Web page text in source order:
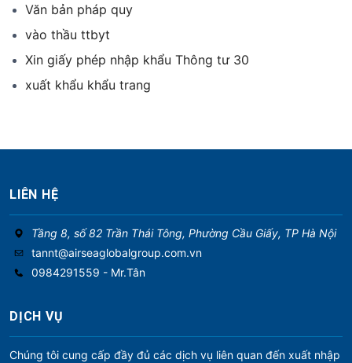
Văn bản pháp quy
vào thầu ttbyt
Xin giấy phép nhập khẩu Thông tư 30
xuất khẩu khẩu trang
LIÊN HỆ
Tầng 8, số 82 Trần Thái Tông, Phường Cầu Giấy, TP Hà Nội
tannt@airseaglobalgroup.com.vn
0984291559 - Mr.Tân
DỊCH VỤ
Chúng tôi cung cấp đầy đủ các dịch vụ liên quan đến xuất nhập